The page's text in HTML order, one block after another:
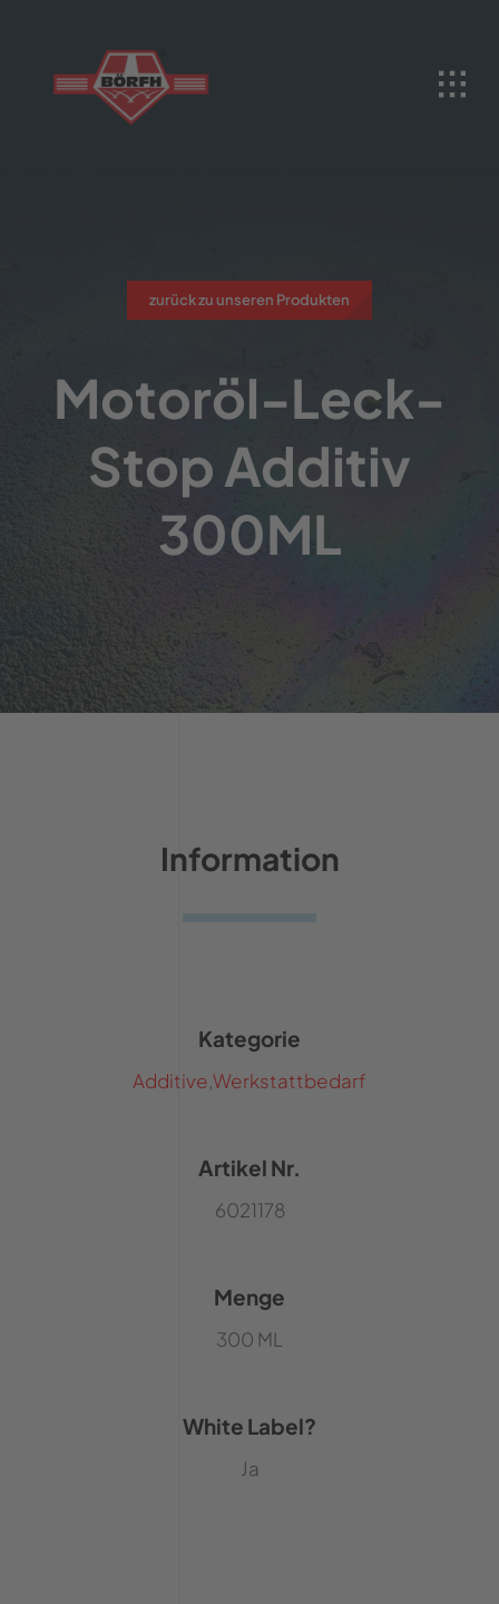
content
zurück zu unseren Produkten
Motoröl-Leck-
Stop Additiv
300ML
Information
Kategorie
Additive,Werkstattbedarf
Artikel Nr.
6021178
Menge
300 ML
White Label?
Ja